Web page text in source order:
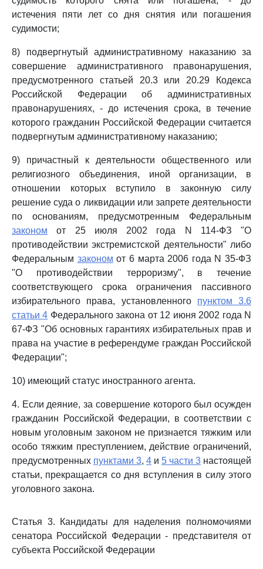
истечения пяти лет со дня снятия или погашения
судимости;
8) подвергнутый административному наказанию за
совершение административного правонарушения,
предусмотренного статьей 20.3 или 20.29 Кодекса
Российской Федерации об административных
правонарушениях, - до истечения срока, в течение
которого гражданин Российской Федерации считается
подвергнутым административному наказанию;
9) причастный к деятельности общественного или
религиозного объединения, иной организации, в
отношении которых вступило в законную силу
решение суда о ликвидации или запрете деятельности
по основаниям, предусмотренным Федеральным
законом от 25 июля 2002 года N 114-ФЗ "О
противодействии экстремистской деятельности" либо
Федеральным законом от 6 марта 2006 года N 35-ФЗ
"О противодействии терроризму", в течение
соответствующего срока ограничения пассивного
избирательного права, установленного пунктом 3.6
статьи 4 Федерального закона от 12 июня 2002 года N
67-ФЗ "Об основных гарантиях избирательных прав и
права на участие в референдуме граждан Российской
Федерации";
10) имеющий статус иностранного агента.
4. Если деяние, за совершение которого был осужден
гражданин Российской Федерации, в соответствии с
новым уголовным законом не признается тяжким или
особо тяжким преступлением, действие ограничений,
предусмотренных пунктами 3, 4 и 5 части 3 настоящей
статьи, прекращается со дня вступления в силу этого
уголовного закона.
Статья 3. Кандидаты для наделения полномочиями
сенатора Российской Федерации - представителя от
субъекта Российской Федерации